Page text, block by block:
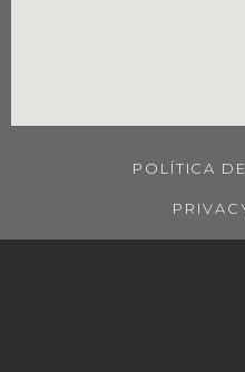
POLÍTICA